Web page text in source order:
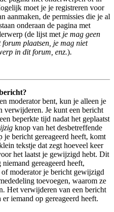
moet je je registreren voor
aanmaken, de permissies die je al
onderaan de pagina met
(de lijst met je mag geen
plaatsen, je mag niet
in dit forum, enz.).
moderator bent, kun je alleen je
verwijderen. Je kunt een bericht
beperkte tijd nadat het geplaatst
knop van het desbetreffende
je bericht gereageerd heeft, komt
tekstje dat zegt hoeveel keer
het laatst je gewijzigd hebt. Dit
gereageerd heeft,
of moderator je bericht gewijzigd
toevoegen, waarom ze
Het verwijderen van een bericht
iemand op gereageerd heeft.